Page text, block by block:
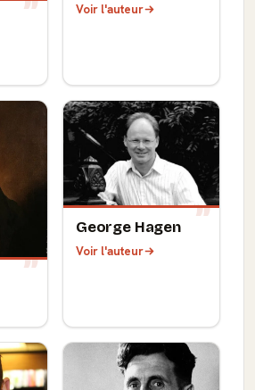
Voir l'auteur
George Hagen
Voir l'auteur